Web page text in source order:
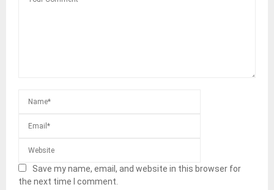
Save my name, email, and website in this browser for
the next time I comment.